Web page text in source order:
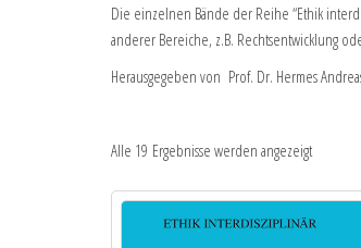
Die einzelnen Bände der Reihe “Ethik
anderer Bereiche, z.B. Rechtsentwicklung
Herausgegeben von Prof. Dr. Hermes
Alle 19 Ergebnisse werden angezeigt